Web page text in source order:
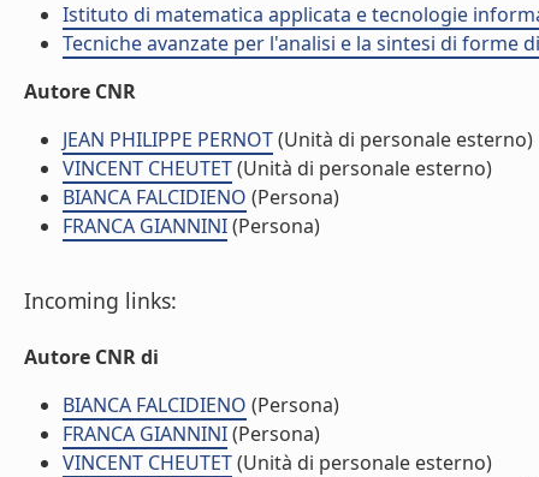
Istituto di matematica applicata e tecnologie
Tecniche avanzate per l'analisi e la sintesi di forme
Autore CNR
JEAN PHILIPPE PERNOT(Unità di personale esterno)
VINCENT CHEUTET(Unità di personale esterno)
BIANCA FALCIDIENO (Persona)
FRANCA GIANNINI(Persona)
Incoming links:
Autore CNR di
BIANCA FALCIDIENO (Persona)
FRANCA GIANNINI(Persona)
VINCENT CHEUTET(Unità di personale esterno)